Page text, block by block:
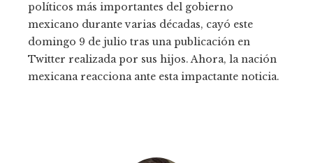
políticos más importantes del gobierno
mexicano durante varias décadas, cayó este
domingo 9 de julio tras una publicación en
Twitter realizada por sus hijos. Ahora, la nación
mexicana reacciona ante esta impactante noticia.